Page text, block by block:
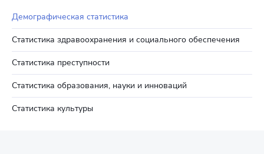
Демографическая статистика
Статистика здравоохранения и социального обеспечения
Статистика преступности
Статистика образования, науки и инноваций
Статистика культуры